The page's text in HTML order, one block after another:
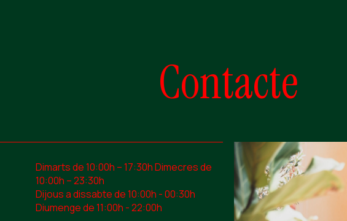
Contacte
Dimarts de 10:00h – 17:30h Dimecres de
10:00h – 23:30h
Dijous a dissabte de 10:00h - 00:30h
Diumenge de 11:00h - 22:00h